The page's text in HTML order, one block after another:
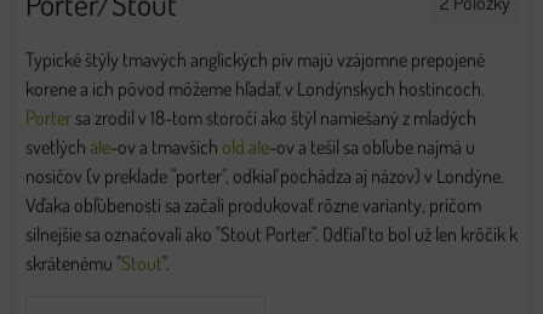
Typické štýly tmavých anglických pív majú vzájomne prepojené
korene a ich pôvod môžeme hľadať v Londýnskych hostincoch.
Porter sa zrodil v 18-tom storočí ako štýl namiešaný z mladých
svetlých ale-ov a tmavších old ale-ov a tešil sa obľube najmä u
nosičov (v preklade "porter", odkiaľ pochádza aj názov) v Londýne.
Vďaka obľúbenosti sa začali produkovať rôzne varianty, pričom
silnejšie sa označovali ako "Stout Porter". Odťiaľ to bol už len krôčik k
skrátenému "Stout".